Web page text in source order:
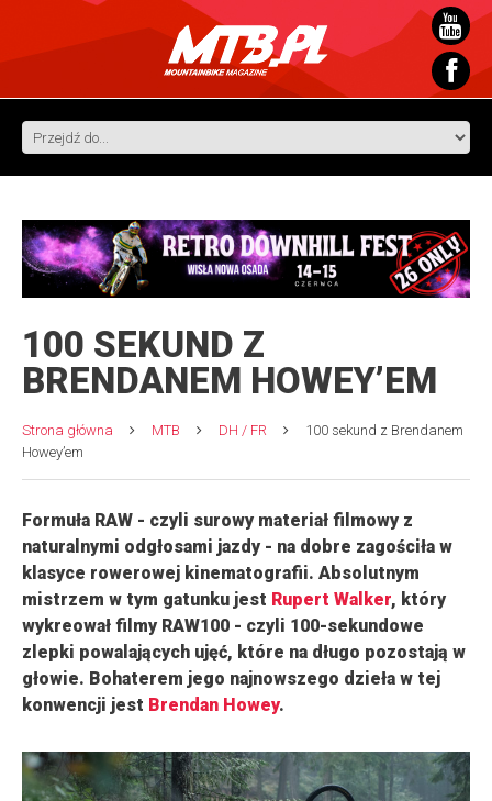
100 SEKUND Z
BRENDANEM HOWEY’EM
Strona główna MTB DH / FR
100 sekund z Brendanem
Howey’em
Formuła RAW - czyli surowy materiał filmowy z
naturalnymi odgłosami jazdy - na dobre zagościła w
klasyce rowerowej kinematografii. Absolutnym
mistrzem w tym gatunku jest Rupert Walker, który
wykreował filmy RAW100 - czyli 100-sekundowe
zlepki powalających ujęć, które na długo pozostają w
głowie. Bohaterem jego najnowszego dzieła w tej
konwencji jest Brendan Howey.